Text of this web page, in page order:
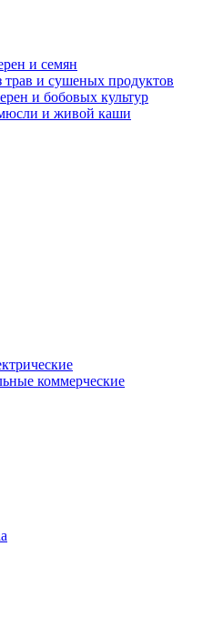
и семян
трав и сушеных продуктов
и бобовых культур
и живой каши
коммерческие